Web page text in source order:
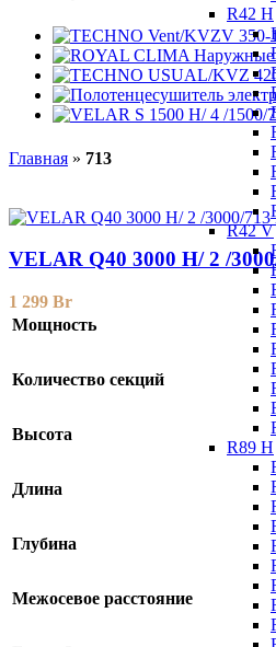
R42 H
R42 V
R89 H
Главная » 713
VELAR Q40 3000 H/ 2 /
1 299 Br
Мощность
Количество секций
Высота
Длина
Глубина
Межосевое расстояние